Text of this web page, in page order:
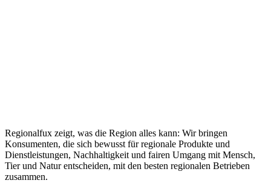
Regionalfux zeigt, was die Region alles kann: Wir bringen
Konsumenten, die sich bewusst für regionale Produkte und
Dienstleistungen, Nachhaltigkeit und fairen Umgang mit Mensch,
Tier und Natur entscheiden, mit den besten regionalen Betrieben
zusammen.